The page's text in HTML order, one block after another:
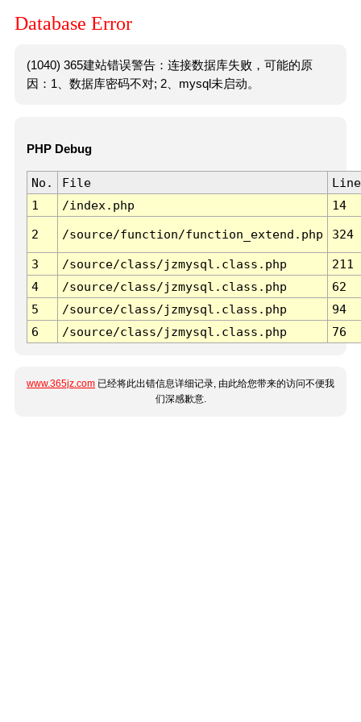
Database Error
(1040) 365建站错误警告：连接数据库失败，可能的原
因：1、数据库密码不对; 2、mysql未启动。
PHP Debug
No. File
Line
1
/index.php 14
2 /source/function/function_extend.php 324
3 /source/class/jzmysql.class.php
211
4
/source/class/jzmysql.class.php
62
5
/source/class/jzmysql.class.php
94
6
/source/class/jzmysql.class.php 76
www.365jz.com 已经将此出错信息详细记录, 由此给您带来的访问不便我
们深感歉意.